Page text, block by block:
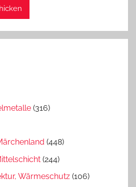
(316)
(448)
(244)
Wärmeschutz (106)